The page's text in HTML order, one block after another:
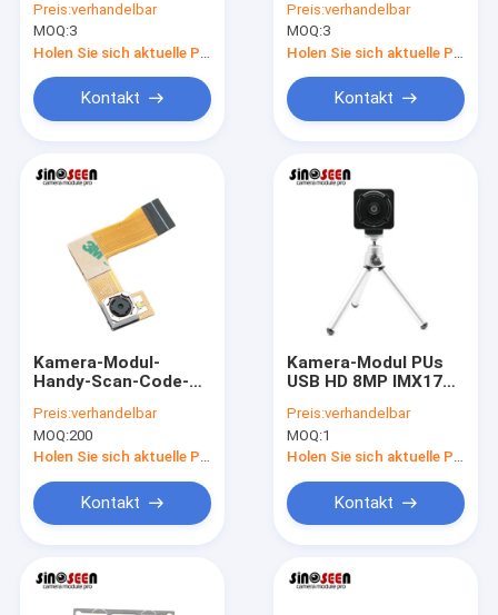
Produkte
IMX415
Preis:verhandelbar
MOQ:3
Kontakt
für Sport-Kamera
Preis:verhandelbar
MOQ:3
Kontakt
Kamera-Modul-
Handy-Scan-Code-
1080p Mipi
Preis:verhandelbar
MOQ:200
Holen Sie sich aktuelle Preis
Kontakt
Kamera-Modul PUs
USB HD 8MP IMX179
Conferencing
Preis:verhandelbar
MOQ:1
Holen Sie sich aktuelle Preis
Kontakt